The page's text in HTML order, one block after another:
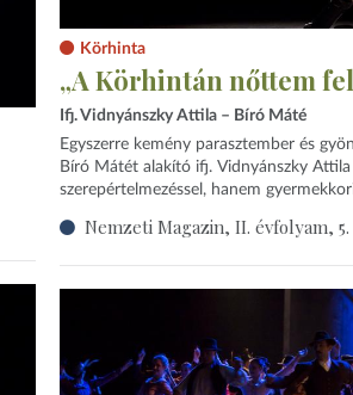
Körhinta
„A Körhintán nőttem
Ifj. Vidnyánszky Attila – Bíró Máté
Egyszerre kemény parasztember és
Bíró Mátét alakító ifj. Vidnyánszky Attila
szerepértelmezéssel, hanem
Nemzeti Magazin, II. évfolyam, 5.